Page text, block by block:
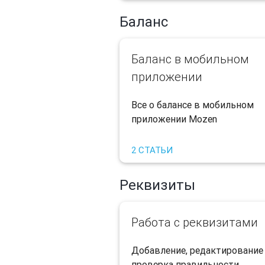
Баланс
Баланс в мобильном
приложении
Все о балансе в мобильном
приложении Mozen​
2 СТАТЬИ
Реквизиты
Работа с реквизитами
​Добавление, редактирование